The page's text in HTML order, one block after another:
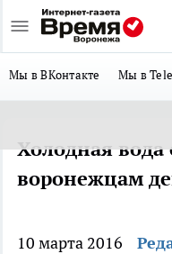
Мы в ВКонтакте Мы в
Холодная вода
воронежцам
10 марта 2016